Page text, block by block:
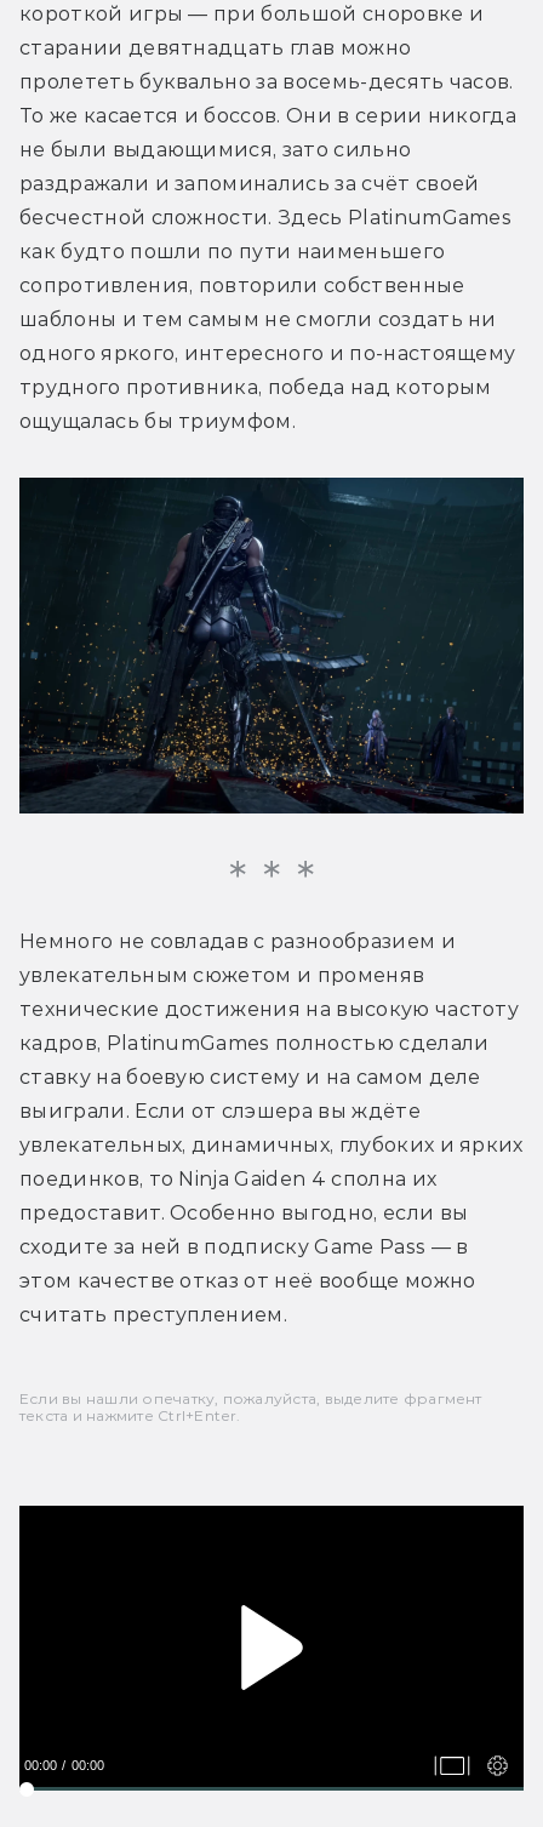
короткой игры — при большой сноровке и
старании девятнадцать глав можно
пролететь буквально за восемь-десять часов.
То же касается и боссов. Они в серии никогда
не были выдающимися, зато сильно
раздражали и запоминались за счёт своей
бесчестной сложности. Здесь PlatinumGames
как будто пошли по пути наименьшего
сопротивления, повторили собственные
шаблоны и тем самым не смогли создать ни
одного яркого, интересного и по-настоящему
трудного противника, победа над которым
ощущалась бы триумфом.
Немного не совладав с разнообразием и
увлекательным сюжетом и променяв
технические достижения на высокую частоту
кадров, PlatinumGames полностью сделали
ставку на боевую систему и на самом деле
выиграли. Если от слэшера вы ждёте
увлекательных, динамичных, глубоких и ярких
поединков, то Ninja Gaiden 4 сполна их
предоставит. Особенно выгодно, если вы
сходите за ней в подписку Game Pass — в
этом качестве отказ от неё вообще можно
считать преступлением.
Если вы нашли опечатку, пожалуйста, выделите фрагмент
текста и нажмите Ctrl+Enter.
00:00 00:00